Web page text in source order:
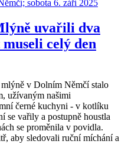
uvařili dva
celý den
mlýně v Dolním Němčí stalo
užívaným našimi
černé kuchyni - v kotlíku
se vařily a postupně houstla
se proměnila v povidla.
aby sledovali ruční míchání a